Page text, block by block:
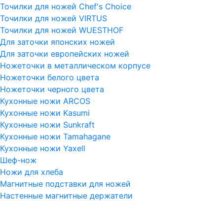
Точилки для ножей Chef's Choice
Точилки для ножей VIRTUS
Точилки для ножей WUESTHOF
Для заточки японских ножей
Для заточки европейских ножей
Ножеточки в металлическом корпусе
Ножеточки белого цвета
Ножеточки черного цвета
Кухонные ножи ARCOS
Кухонные ножи Kasumi
Кухонные ножи Sunkraft
Кухонные ножи Tamahagane
Кухонные ножи Yaxell
Шеф-нож
Ножи для хлеба
Магнитные подставки для ножей
Настенные магнитные держатели